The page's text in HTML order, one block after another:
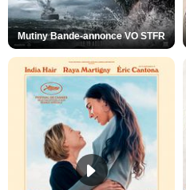
Mutiny Bande-annonce VO STFR